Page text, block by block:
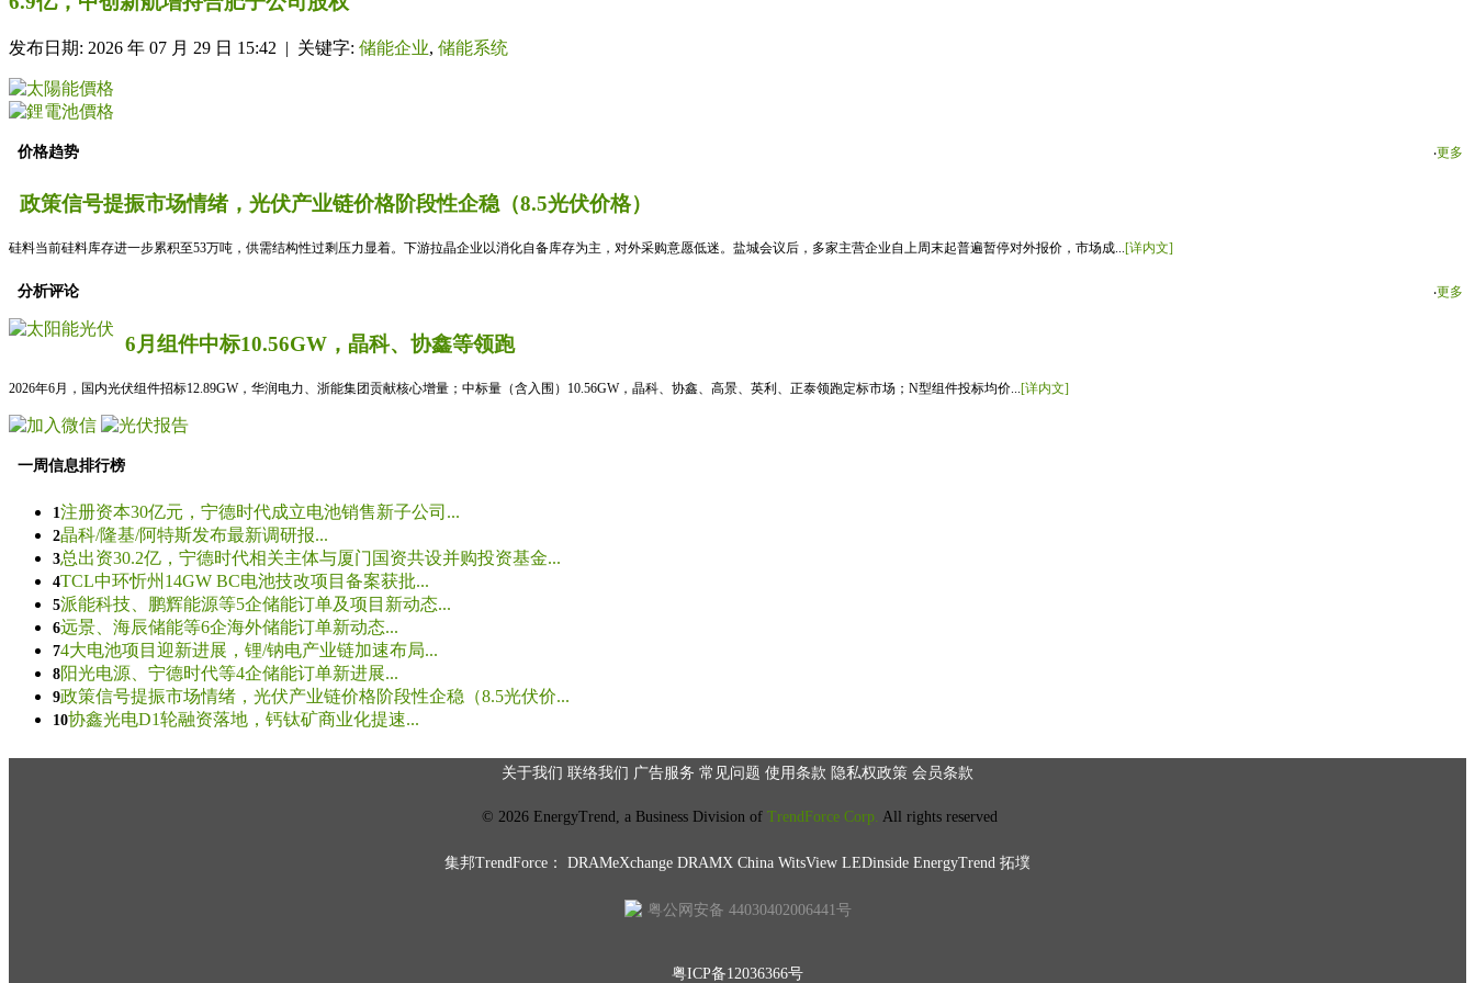
发布日期: 2026 年 07 月 29 日 15:42 | 关键字: 储能企业, 储能系统
价格趋势 ‧更多
政策信号提振市场情绪，光伏产业链价格阶段性企稳（8.5光伏价格）
硅料当前硅料库存进一步累积至53万吨，供需结构性过剩压力显着。下游拉晶企业以消化自备库存为主，对外采购意愿低迷。盐城会议后，多家主营企业自上周末起普遍暂停对外报价，市场成...[详内文]
分析评论 ‧更多
6月组件中标10.56GW，晶科、协鑫等领跑
2026年6月，国内光伏组件招标12.89GW，华润电力、浙能集团贡献核心增量；中标量（含入围）10.56GW，晶科、协鑫、高景、英利、正泰领跑定标市场；N型组件投标均价... [详内文]
一周信息排行榜
1注册资本30亿元，宁德时代成立电池销售新子公司...
2晶科/隆基/阿特斯发布最新调研报...
3总出资30.2亿，宁德时代相关主体与厦门国资共设并购投资基金...
4TCL中环忻州14GW BC电池技改项目备案获批...
5派能科技、鹏辉能源等5企储能订单及项目新动态...
6远景、海辰储能等6企海外储能订单新动态...
74大电池项目迎新进展，锂/钠电产业链加速布局...
8阳光电源、宁德时代等4企储能订单新进展...
9政策信号提振市场情绪，光伏产业链价格阶段性企稳（8.5光伏价...
10协鑫光电D1轮融资落地，钙钛矿商业化提速...
关于我们 联络我们 广告服务 常见问题 使用条款 隐私权政策 会员条款
© 2026 EnergyTrend, a Business Division of TrendForce Corp. All rights reserved
集邦TrendForce： DRAMeXchange DRAMX China WitsView LEDinside EnergyTrend 拓墣
粤公网安备 44030402006441号
粤ICP备12036366号